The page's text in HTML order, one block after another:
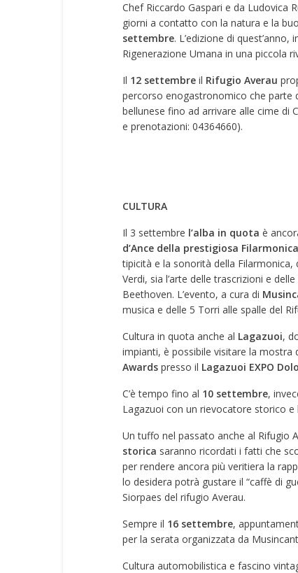
Chef Riccardo Gaspari e da Ludovica
giorni a contatto con la natura e la
settembre. L’edizione di
Rigenerazione Umana in una piccola
Il 12 settembreil Rifugio Averau
percorso enogastronomico che parte
bellunese fino ad arrivare alle cime di
e prenotazioni: 04364660).
CULTURA
Il 3 settembre l’alba in quota è
d’Ance della prestigiosa
tipicità e la sonorità della
Verdi, sia l’arte delle trascrizioni e
Beethoven. L’evento, a cura di
musica e delle 5 Torri alle spalle del
Cultura in quota anche al Lagazuoi,
impianti, è possibile visitare la mostra
Awards presso il Lagazuoi EXPO
C’è tempo fino al 10 settembre,
Lagazuoi con un rievocatore storico
Un tuffo nel passato anche al Rifugio
storica saranno ricordati i fatti che
per rendere ancora più veritiera la
lo desidera potrà gustare il “caffè di
Siorpaes del rifugio Averau.
Sempre il 16 settembre,
per la serata organizzata da
Cultura automobilistica e fascino